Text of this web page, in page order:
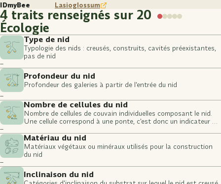
IDmyBee
Lasioglossum
4 traits renseignés sur 20
Écologie
Type de nid
Typologie des nids : creusés, construits, cavités préexistantes,
pas de nid
–
Profondeur du nid
Profondeur des galeries à partir de l'entrée du nid
–
Nombre de cellules du nid
Nombre de cellules de couvain individuelles composant le nid.
Une cellule correspond à une ponte, c'est donc un indicateur du
–
Matériau du nid
Matériaux végétaux ou minéraux utilisés pour la construction
du nid
–
Inclinaison du nid